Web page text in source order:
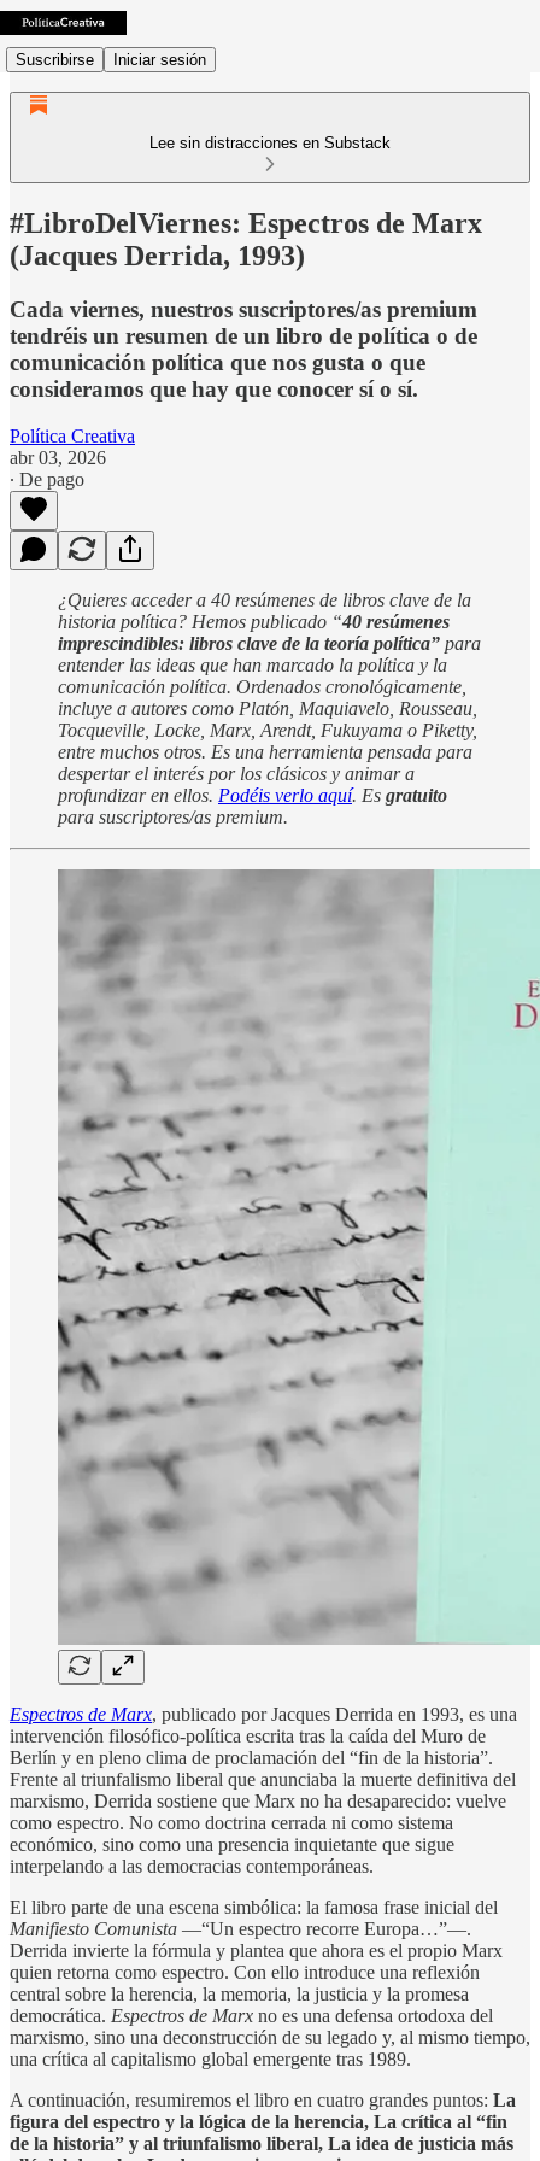
Suscribirse Iniciar sesión
Lee sin distracciones en Substack
#LibroDelViernes: Espectros de Marx
(Jacques Derrida, 1993)
Cada viernes, nuestros suscriptores/as premium
tendréis un resumen de un libro de política o de
comunicación política que nos gusta o que
consideramos que hay que conocer sí o sí.
Política Creativa
abr 03, 2026
∙ De pago
¿Quieres acceder a 40 resúmenes de libros clave de la
historia política? Hemos publicado “40 resúmenes
imprescindibles: libros clave de la teoría política” para
entender las ideas que han marcado la política y la
comunicación política. Ordenados cronológicamente,
incluye a autores como Platón, Maquiavelo, Rousseau,
Tocqueville, Locke, Marx, Arendt, Fukuyama o Piketty,
entre muchos otros. Es una herramienta pensada para
despertar el interés por los clásicos y animar a
profundizar en ellos. Podéis verlo aquí. Es gratuito
para suscriptores/as premium.
Espectros de Marx, publicado por Jacques Derrida en 1993, es una
intervención filosófico-política escrita tras la caída del Muro de
Berlín y en pleno clima de proclamación del “fin de la historia”.
Frente al triunfalismo liberal que anunciaba la muerte definitiva del
marxismo, Derrida sostiene que Marx no ha desaparecido: vuelve
como espectro. No como doctrina cerrada ni como sistema
económico, sino como una presencia inquietante que sigue
interpelando a las democracias contemporáneas.
El libro parte de una escena simbólica: la famosa frase inicial del
Manifiesto Comunista —“Un espectro recorre Europa…”—.
Derrida invierte la fórmula y plantea que ahora es el propio Marx
quien retorna como espectro. Con ello introduce una reflexión
central sobre la herencia, la memoria, la justicia y la promesa
democrática. Espectros de Marx no es una defensa ortodoxa del
marxismo, sino una deconstrucción de su legado y, al mismo tiempo,
una crítica al capitalismo global emergente tras 1989.
A continuación, resumiremos el libro en cuatro grandes puntos: La
figura del espectro y la lógica de la herencia, La crítica al “fin
de la historia” y al triunfalismo liberal, La idea de justicia más